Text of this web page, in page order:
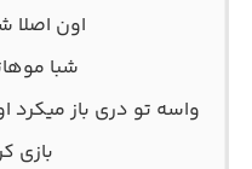
اون اصلا
شبا
واسه تو دری باز
بازی